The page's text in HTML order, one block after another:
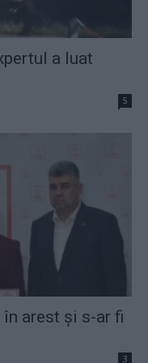
a luat
5
arest și s-ar fi
3